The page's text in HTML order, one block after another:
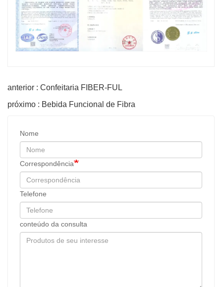
anterior : Confeitaria FIBER-FUL
próximo : Bebida Funcional de Fibra
Nome
Correspondência
Telefone
conteúdo da consulta